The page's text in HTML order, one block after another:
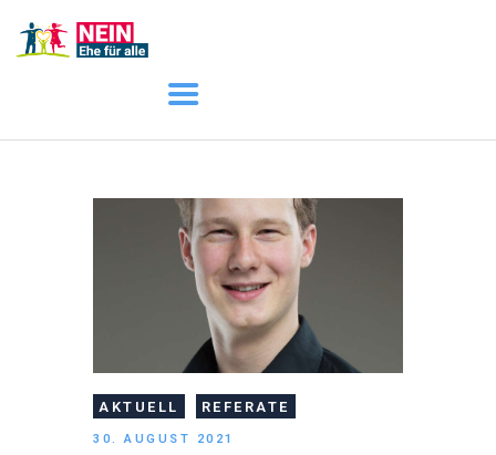
START
DARUM GEHT ES
ÜBER UNS
DOWNLOADS
AKTUELL REFERATE
30. AUGUST 2021